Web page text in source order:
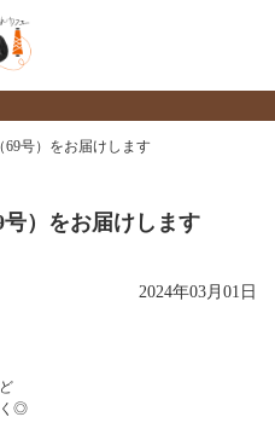
情報
69号）をお届けします
号）をお届けします
2024年03月01日
く◎